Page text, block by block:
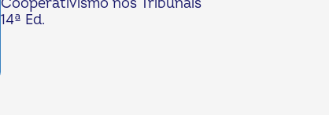
Cooperativismo nos Tribunais
14ª Ed.